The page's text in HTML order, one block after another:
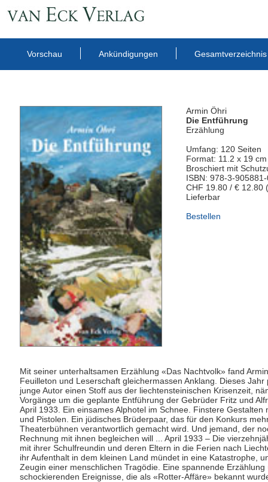
Vorschau Ankündigungen Gesamtverzeichnis
Armin Öhri
Die Entführung
Erzählung
Umfang: 120 Seiten
Format: 11.2 x 19 cm
Broschiert mit
ISBN: 978-3-
CHF 19.80 / € 12.80
Lieferbar
Bestellen
Mit seiner unterhaltsamen Erzählung «Das Nachtvolk» fand
Feuilleton und Leserschaft gleichermassen Anklang. Dieses Jahr
junge Autor einen Stoff aus der liechtensteinischen Krisenzeit,
Vorgänge um die geplante Entführung der Gebrüder Fritz und
April 1933. Ein einsames Alphotel im Schnee. Finstere Gestalten
und Pistolen. Ein jüdisches Brüderpaar, das für den Konkurs
Theaterbühnen verantwortlich gemacht wird. Und jemand, der
Rechnung mit ihnen begleichen will ... April 1933 – Die
mit ihrer Schulfreundin und deren Eltern in die Ferien nach
ihr Aufenthalt in dem kleinen Land mündet in eine Katastrophe,
Zeugin einer menschlichen Tragödie. Eine spannende Erzählung
schockierenden Ereignisse, die als «Rotter-Affäre» bekannt